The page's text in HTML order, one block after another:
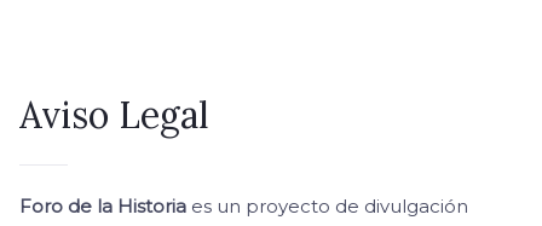
Aviso Legal
Foro de la Historia es un proyecto de divulgación